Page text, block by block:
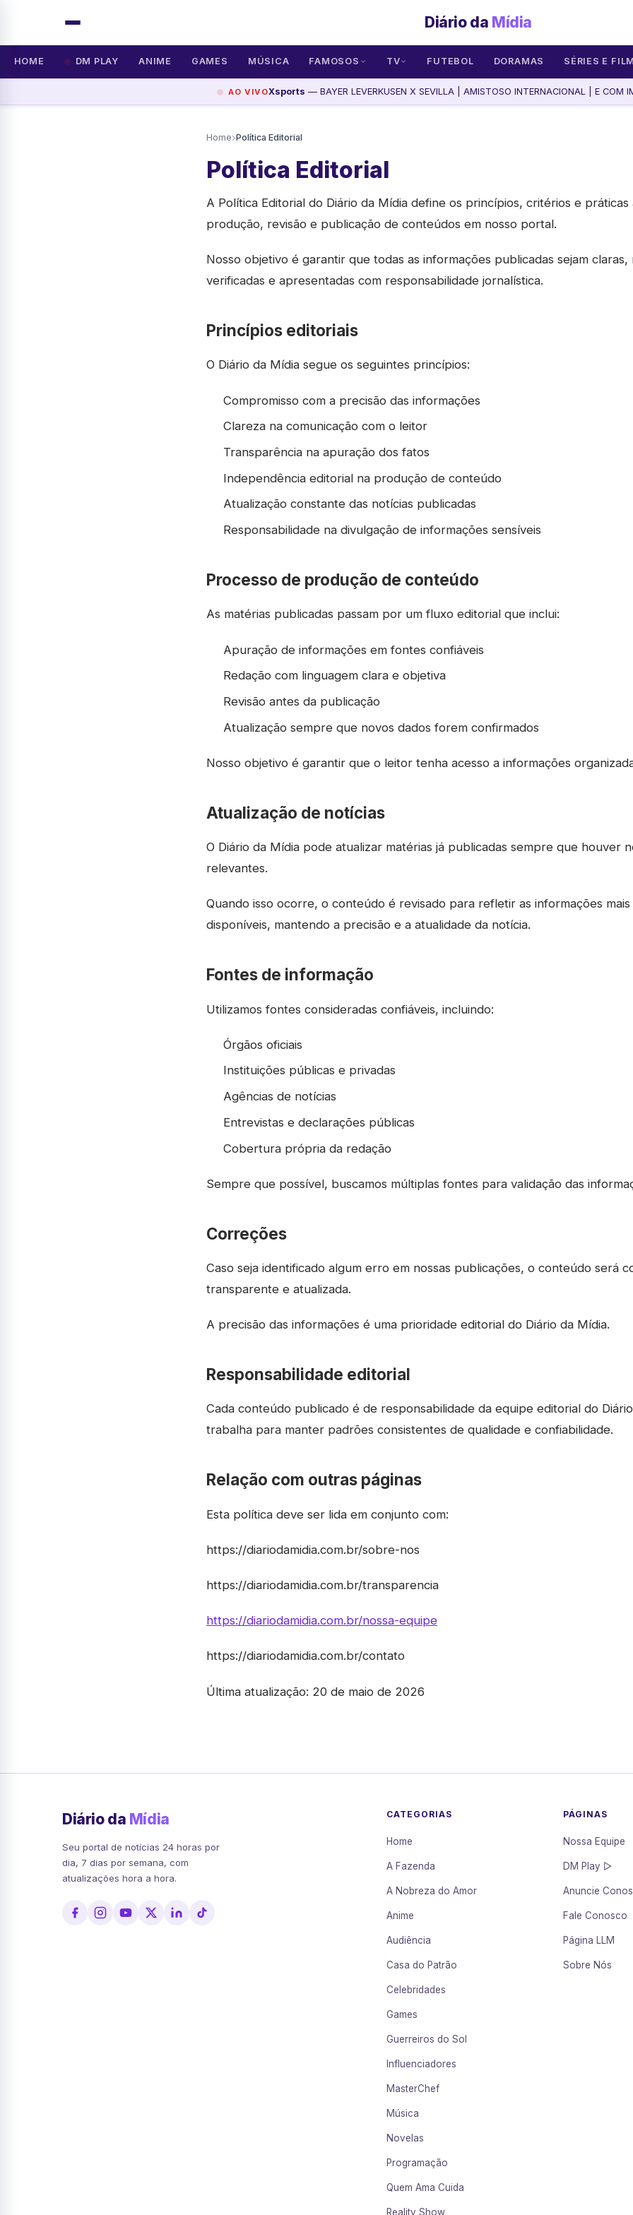
Diário da Mídia
HOME DM PLAY ANIME GAMES MÚSICA FAMOSOS TV FUTEBOL DORAMAS SÉRIES E
AO VIVOXsports — BAYER LEVERKUSEN X SEVILLA | AMISTOSO INTERNACIONAL | E COM
Home›Política Editorial
Política Editorial
A Política Editorial do Diário da Mídia define os princípios, critérios e práticas
produção, revisão e publicação de conteúdos em nosso portal.
Nosso objetivo é garantir que todas as informações publicadas sejam claras,
verificadas e apresentadas com responsabilidade jornalística.
Princípios editoriais
O Diário da Mídia segue os seguintes princípios:
Compromisso com a precisão das informações
Clareza na comunicação com o leitor
Transparência na apuração dos fatos
Independência editorial na produção de conteúdo
Atualização constante das notícias publicadas
Responsabilidade na divulgação de informações sensíveis
Processo de produção de conteúdo
As matérias publicadas passam por um fluxo editorial que inclui:
Apuração de informações em fontes confiáveis
Redação com linguagem clara e objetiva
Revisão antes da publicação
Atualização sempre que novos dados forem confirmados
Nosso objetivo é garantir que o leitor tenha acesso a informações
Atualização de notícias
O Diário da Mídia pode atualizar matérias já publicadas sempre que houver
relevantes.
Quando isso ocorre, o conteúdo é revisado para refletir as informações
disponíveis, mantendo a precisão e a atualidade da notícia.
Fontes de informação
Utilizamos fontes consideradas confiáveis, incluindo:
Órgãos oficiais
Instituições públicas e privadas
Agências de notícias
Entrevistas e declarações públicas
Cobertura própria da redação
Sempre que possível, buscamos múltiplas fontes para validação das
Correções
Caso seja identificado algum erro em nossas publicações, o conteúdo será
transparente e atualizada.
A precisão das informações é uma prioridade editorial do Diário da Mídia.
Responsabilidade editorial
Cada conteúdo publicado é de responsabilidade da equipe editorial do
trabalha para manter padrões consistentes de qualidade e confiabilidade.
Relação com outras páginas
Esta política deve ser lida em conjunto com:
https://diariodamidia.com.br/sobre-nos
https://diariodamidia.com.br/transparencia
https://diariodamidia.com.br/nossa-equipe
https://diariodamidia.com.br/contato
Última atualização: 20 de maio de 2026
Diário da Mídia
Seu portal de notícias 24 horas por
dia, 7 dias por semana, com
atualizações hora a hora.
CATEGORIAS
Home
A Fazenda
A Nobreza do Amor
Anime
Audiência
Casa do Patrão
Celebridades
Games
Guerreiros do Sol
Influenciadores
MasterChef
Música
Novelas
Programação
Quem Ama Cuida
Reality Show
PÁGINAS
Nossa Equipe
DM Play ▷
Anuncie
Fale Conosco
Página LLM
Sobre Nós